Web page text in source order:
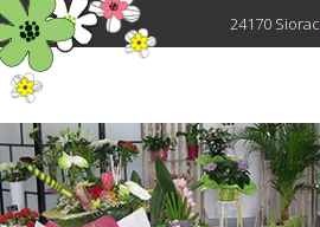
24170 Siorac
Panneau de gestion des cookies